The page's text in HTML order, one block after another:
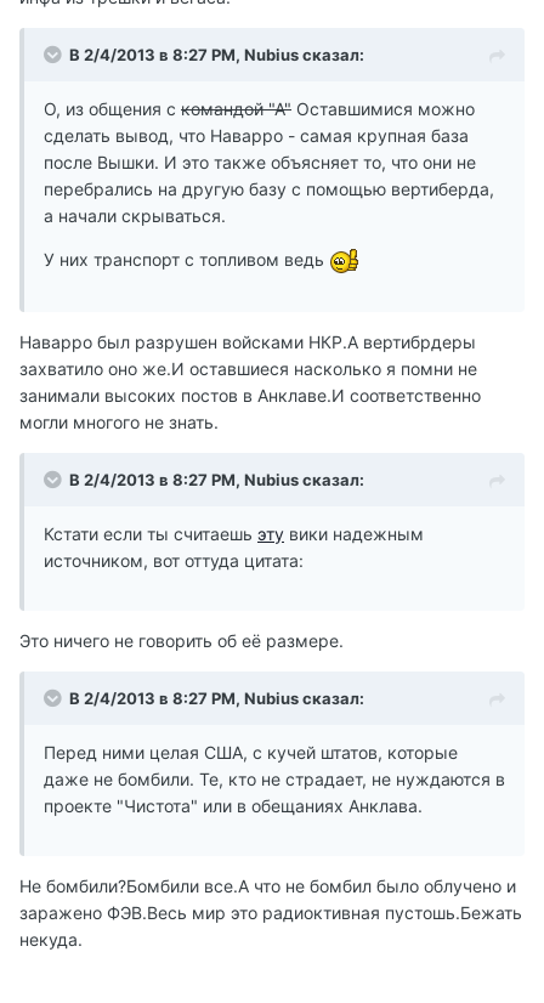
В 2/4/2013 в 8:27 PM, Nubius сказал:
О, из общения с командой "А" Оставшимися можно
сделать вывод, что Наварро - самая крупная база
после Вышки. И это также объясняет то, что они не
перебрались на другую базу с помощью вертиберда,
а начали скрываться.
У них транспорт с топливом ведь
Наварро был разрушен войсками НКР.А вертибрдеры
захватило оно же.И оставшиеся насколько я помни не
занимали высоких постов в Анклаве.И соответственно
могли многого не знать.
В 2/4/2013 в 8:27 PM, Nubius сказал:
Кстати если ты считаешь эту вики надежным
источником, вот оттуда цитата:
Это ничего не говорить об её размере.
В 2/4/2013 в 8:27 PM, Nubius сказал:
Перед ними целая США, с кучей штатов, которые
даже не бомбили. Те, кто не страдает, не нуждаются в
проекте "Чистота" или в обещаниях Анклава.
Не бомбили?Бомбили все.А что не бомбил было облучено и
заражено ФЭВ.Весь мир это радиоктивная пустошь.Бежать
некуда.